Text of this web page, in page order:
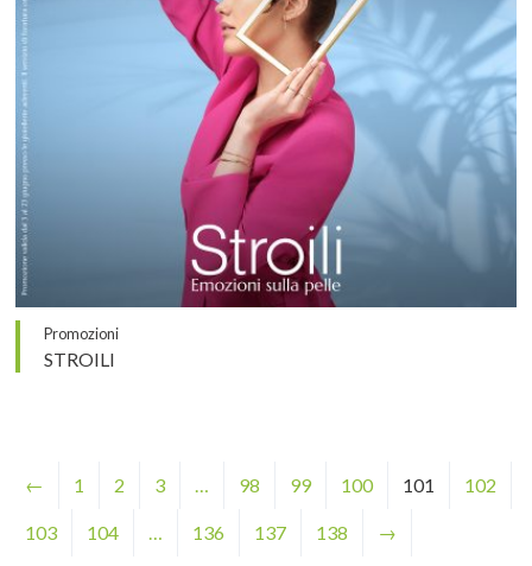
Promozioni
STROILI
← 1 2 3 … 98 99 100 101 102
103 104 … 136 137 138 →